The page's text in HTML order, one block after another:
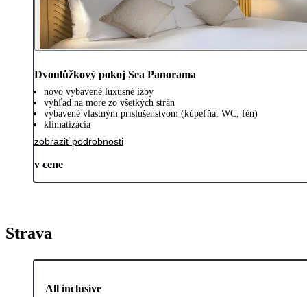
Dvoulůžkový pokoj Sea Panorama
novo vybavené luxusné izby
výhľad na more zo všetkých strán
vybavené vlastným príslušenstvom (kúpeľňa, WC, fén)
klimatizácia
zobraziť podrobnosti
v cene
Strava
All inclusive